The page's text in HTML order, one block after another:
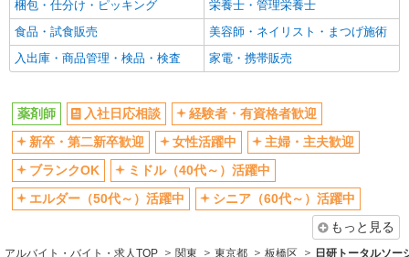
社会保険あり
社割・特典あり
同じ職種から求人を探す
薬剤師
同じ特徴から求人を探す
ミドル（40代～）活躍中
交通費支給
社会保険あり
梱包・仕分け・ピッキング
栄養士・管理栄養士
食品・試食販売
美容師・ネイリスト・まつげ施術
入出庫・商品管理・検品・検査
家電・携帯販売
薬剤師 入社日応相談
経験者・有資格者歓迎
新卒・第二新卒歓迎
女性活躍中
主婦・主夫歓迎
ブランクOK
ミドル（40代～）活躍中
エルダー（50代～）活躍中
シニア（60代～）活躍中
もっと見る
アルバイト・バイト・求人TOP 関東 東京都 板橋区 日研トータルソ